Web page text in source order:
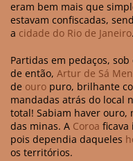
eram bem mais que
estavam confiscadas,
a cidade do Rio de Janeiro.
Partidas em pedaços,
de então, Artur de Sá
de ouro puro, brilhante
mandadas atrás do local
total! Sabiam haver ouro,
das minas. A Coroa ficava
pois dependia daqueles
os territórios.